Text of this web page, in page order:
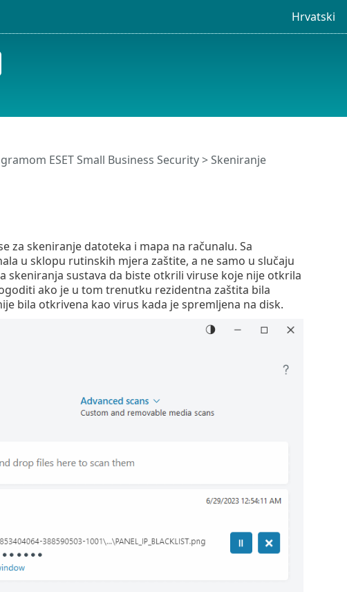
Hrvatski
ESET Small Business Security> Skeniranje
za skeniranje datoteka i mapa na računalu. Sa
u sklopu rutinskih mjera zaštite, a ne samo u slučaju
skeniranja sustava da biste otkrili viruse koje nije otkrila
ako je u tom trenutku rezidentna zaštita bila
bila otkrivena kao virus kada je spremljena na disk.